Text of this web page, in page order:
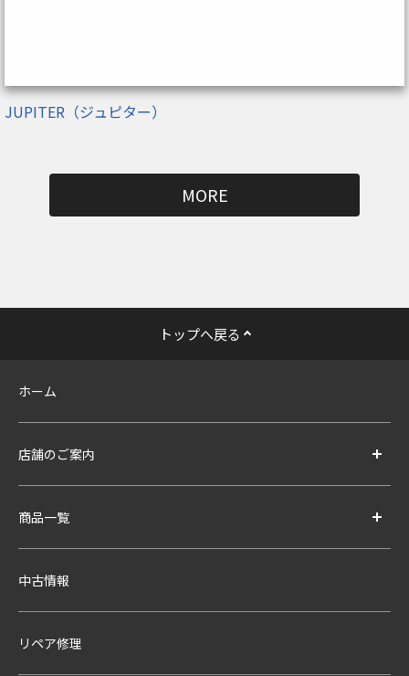
JUPITER（ジュピター）
MORE
トップへ戻る
ホーム
店舗のご案内
商品一覧
中古情報
リペア修理